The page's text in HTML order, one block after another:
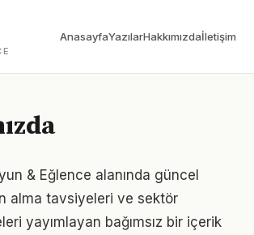
AnasayfaYazılarHakkımızdaİletişim
& Eğlence alanında güncel
alma tavsiyeleri ve sektör
yayımlayan bağımsız bir içerik